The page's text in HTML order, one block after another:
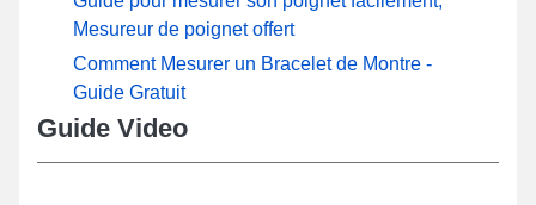
Mesureur de poignet offert
Comment Mesurer un Bracelet de Montre -
Guide Gratuit
Guide Video